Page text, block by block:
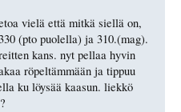
vielä että mitkä siellä on,
(pto puolella) ja 310.(mag).
kans. nyt pellaa hyvin
röpeltämmään ja tippuu
ku löysää kaasun. liekkö